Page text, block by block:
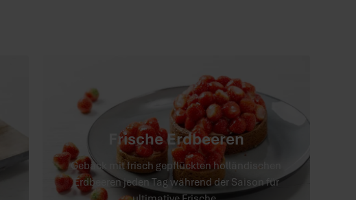
Frische Erdbeeren
Gebäck mit frisch gepflückten holländischen
Erdbeeren jeden Tag während der Saison für